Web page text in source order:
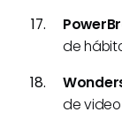
de
de